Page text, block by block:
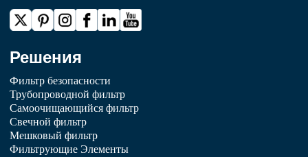
Решения
Фильтр безопасности
Трубопроводной фильтр
Самоочищающийся фильтр
Свечной фильтр
Мешковый фильтр
Фильтрующие Элементы